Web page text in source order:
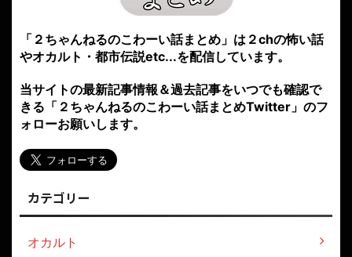
「２ちゃんねるのこわーい話まとめ」は２chの怖い話
やオカルト・都市伝説etc...を配信しています。
当サイトの最新記事情報＆過去記事をいつでも確認で
きる「２ちゃんねるのこわーい話まとめTwitter」のフ
ォローお願いします。
カテゴリー
オカルト